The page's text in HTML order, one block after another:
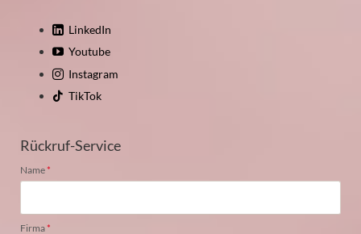
LinkedIn
Youtube
Instagram
TikTok
Rückruf-Service
Pflichtfeld
Name*
Pflichtfeld
Firma*